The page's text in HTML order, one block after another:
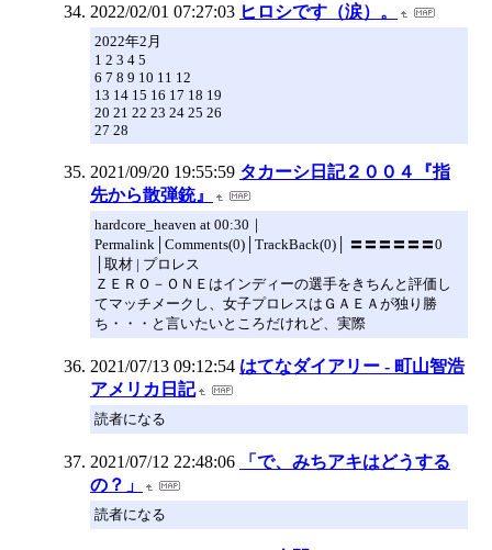
2022/02/01 07:27:03 ヒロシです（涙）。
2022年2月
1 2 3 4 5
6 7 8 9 10 11 12
13 14 15 16 17 18 19
20 21 22 23 24 25 26
27 28
2021/09/20 19:55:59 タカーシ日記２００４『指
先から散弾銃』
hardcore_heaven at 00:30｜
Permalink│Comments(0)│TrackBack(0)│ 〓〓〓〓〓〓0
│取材 | プロレス
ＺＥＲＯ－ＯＮＥはインディーの選手をきちんと評価し
てマッチメークし、女子プロレスはＧＡＥＡが独り勝
ち・・・と言いたいところだけれど、実際
2021/07/13 09:12:54 はてなダイアリー - 町山智浩
アメリカ日記
読者になる
2021/07/12 22:48:06
「で、みちアキはどうする
の？」
読者になる